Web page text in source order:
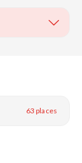
63 places